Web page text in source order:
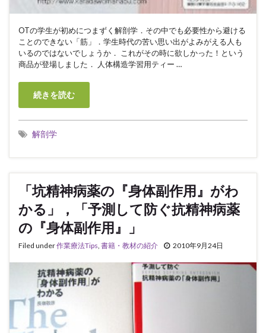
OTの学生が初めにつまずく解剖学．その中でも必要性から避ける
ことのできない「筋」．学生時代の苦い思い出がよみがえる人も
いるのではないでしょうか． これがその時に欲しかった！という
商品が登場しました． 人体構造学習用ティー …
続きを読む
解剖学
「坑精神病薬の『身体副作用』がわ
かる」，「予測して防ぐ抗精神病薬
の『身体副作用』」
Filed under作業療法Tips 書籍・教材の紹介 2010年9月24日